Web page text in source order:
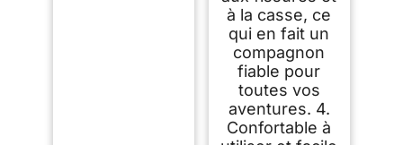
à la casse, ce
qui en fait un
compagnon
fiable pour
toutes vos
aventures. 4.
Confortable à